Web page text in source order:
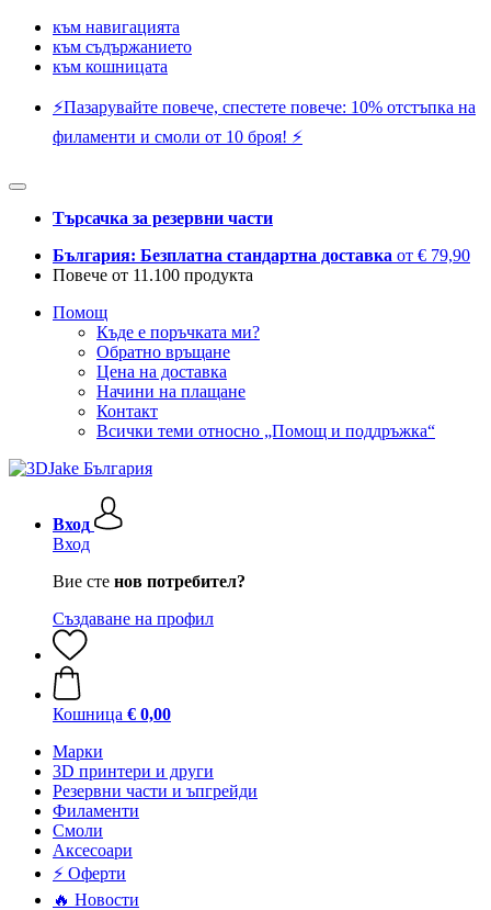
към навигацията
към съдържанието
към кошницата
⚡️Пазарувайте повече, спестете повече: 10% отстъпка на
филаменти и смоли от 10 броя! ⚡️
Търсачка за резервни части
България: Безплатна стандартна доставка от € 79,90
Повече от 11.100 продукта
Помощ
Къде е поръчката ми?
Обратно връщане
Цена на доставка
Начини на плащане
Контакт
Всички теми относно „Помощ и поддръжка“
Вход
Вход
Вие сте нов потребител?
Създаване на профил
Кошница € 0,00
Mарки
3D принтери и други
Резервни части и ъпгрейди
Филаменти
Смоли
Аксесоари
⚡ Оферти
🔥 Новости